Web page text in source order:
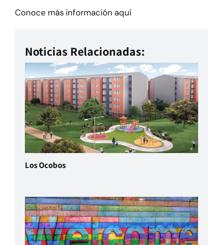
Conoce más información aquí
Noticias Relacionadas:
Los Ocobos